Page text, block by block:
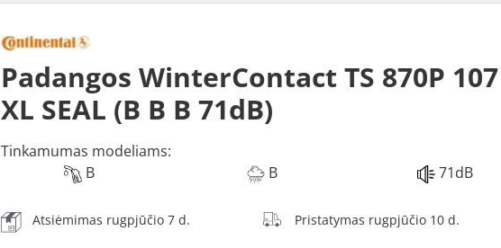
Padangos WinterContact TS 870P
XL SEAL (B B B 71dB)
Tinkamumas modeliams:
B
B 71dB
Atsiėmimas rugpjūčio 7 d. Pristatymas rugpjūčio 10 d.